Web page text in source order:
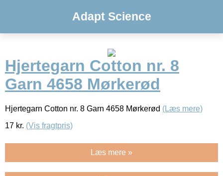
Adapt Science
Hjertegarn Cotton nr. 8
Garn 4658 Mørkerød
Hjertegarn Cotton nr. 8 Garn 4658 Mørkerød (Læs mere)
17 kr. (Vis fragtpris)
Læs mere »